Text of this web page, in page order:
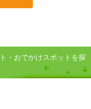
・おでかけスポットを探